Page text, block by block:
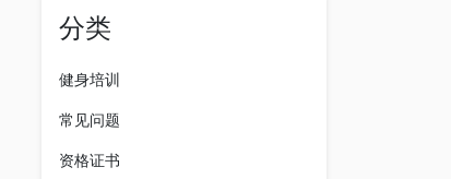
分类
健身培训
常见问题
资格证书